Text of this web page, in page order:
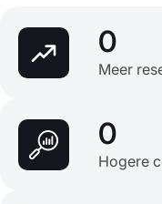
0
Meer
0
Hogere